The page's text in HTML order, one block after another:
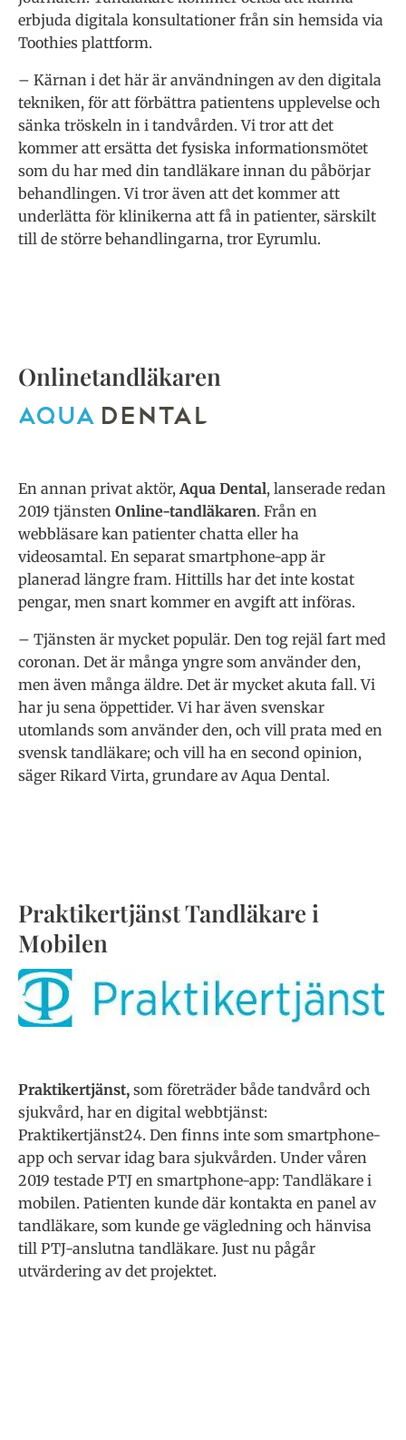
erbjuda digitala konsultationer från sin hemsida via
Toothies plattform.
– Kärnan i det här är användningen av den digitala
tekniken, för att förbättra patientens upplevelse och
sänka tröskeln in i tandvården. Vi tror att det
kommer att ersätta det fysiska informationsmötet
som du har med din tandläkare innan du påbörjar
behandlingen. Vi tror även att det kommer att
underlätta för klinikerna att få in patienter, särskilt
till de större behandlingarna, tror Eyrumlu.
Onlinetandläkaren
En annan privat aktör, Aqua Dental, lanserade redan
2019 tjänsten Online-tandläkaren. Från en
webbläsare kan patienter chatta eller ha
videosamtal. En separat smartphone-app är
planerad längre fram. Hittills har det inte kostat
pengar, men snart kommer en avgift att införas.
– Tjänsten är mycket populär. Den tog rejäl fart med
coronan. Det är många yngre som använder den,
men även många äldre. Det är mycket akuta fall. Vi
har ju sena öppettider. Vi har även svenskar
utomlands som använder den, och vill prata med en
svensk tandläkare; och vill ha en second opinion,
säger Rikard Virta, grundare av Aqua Dental.
Praktikertjänst Tandläkare i
Mobilen
Praktikertjänst, som företräder både tandvård och
sjukvård, har en digital webbtjänst:
Praktikertjänst24. Den finns inte som smartphone-
app och servar idag bara sjukvården. Under våren
2019 testade PTJ en smartphone-app: Tandläkare i
mobilen. Patienten kunde där kontakta en panel av
tandläkare, som kunde ge vägledning och hänvisa
till PTJ-anslutna tandläkare. Just nu pågår
utvärdering av det projektet.